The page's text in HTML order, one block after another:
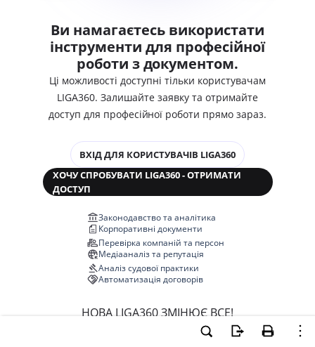
Ви намагаєтесь використати
інструменти для професійної
роботи з документом.
Ці можливості доступні тільки користувачам
LIGA360. Залишайте заявку та отримайте
доступ для професійної роботи прямо зараз.
ВХІД ДЛЯ КОРИСТУВАЧІВ LIGA360
ХОЧУ СПРОБУВАТИ LIGA360 - ОТРИМАТИ
ДОСТУП
Законодавство та аналітика
Корпоративні документи
Перевірка компаній та персон
Медіааналіз та репутація
Аналіз судової практики
Автоматизація договорів
НОВА LIGA360 ЗМІНЮЄ ВСЕ!